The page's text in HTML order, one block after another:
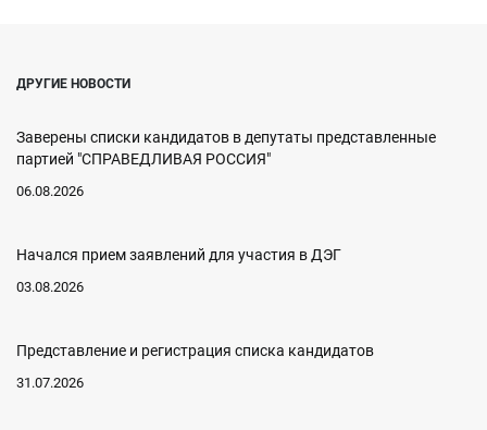
ДРУГИЕ НОВОСТИ
Заверены списки кандидатов в депутаты представленные
партией "СПРАВЕДЛИВАЯ РОССИЯ"
06.08.2026
Начался прием заявлений для участия в ДЭГ
03.08.2026
Представление и регистрация списка кандидатов
31.07.2026